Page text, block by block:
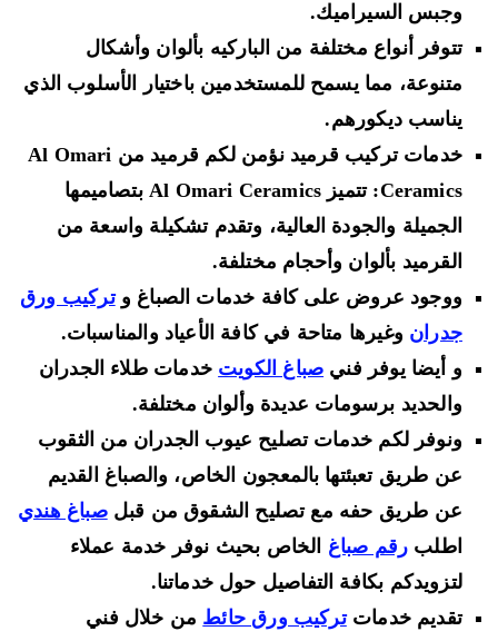
وجبس السيراميك.
تتوفر أنواع مختلفة من الباركيه بألوان وأشكال
متنوعة، مما يسمح للمستخدمين باختيار الأسلوب الذي
يناسب ديكورهم.
خدمات تركيب قرميد نؤمن لكم قرميد من Al Omari
Ceramics: تتميز Al Omari Ceramics بتصاميمها
الجميلة والجودة العالية، وتقدم تشكيلة واسعة من
القرميد بألوان وأحجام مختلفة.
ووجود عروض على كافة خدمات الصباغ وتركيب ورق
جدرانوغيرها متاحة في كافة الأعياد والمناسبات.
و أيضا يوفر فنيصباغ الكويتخدمات طلاء الجدران
والحديد برسومات عديدة وألوان مختلفة.
ونوفر لكم خدمات تصليح عيوب الجدران من الثقوب
عن طريق تعبئتها بالمعجون الخاص، والصباغ القديم
عن طريق حفه مع تصليح الشقوق من قبلصباغ هندي
اطلبرقم صباغالخاص بحيث نوفر خدمة عملاء
لتزويدكم بكافة التفاصيل حول خدماتنا.
تقديم خدماتتركيب ورق حائطمن خلال فني